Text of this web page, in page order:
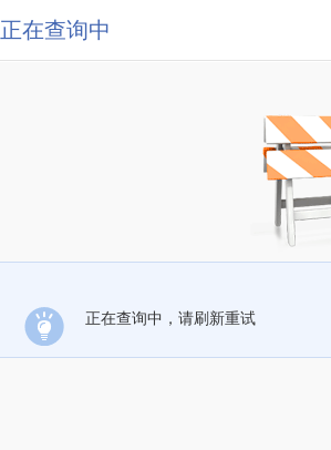
正在查询中
正在查询中，请刷新重试